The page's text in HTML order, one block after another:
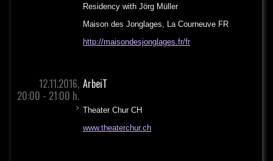
Residency with Jörg Müller
Maison des Jonglages, La Courneuve FR
http://maisondesjonglages.fr/fr
12.11.2016,
20:00 - 21:00 h.
>
ArbeiT
Theater Chur CH
www.theaterchur.ch